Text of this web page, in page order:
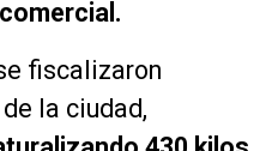
fiscalizaron
la ciudad,